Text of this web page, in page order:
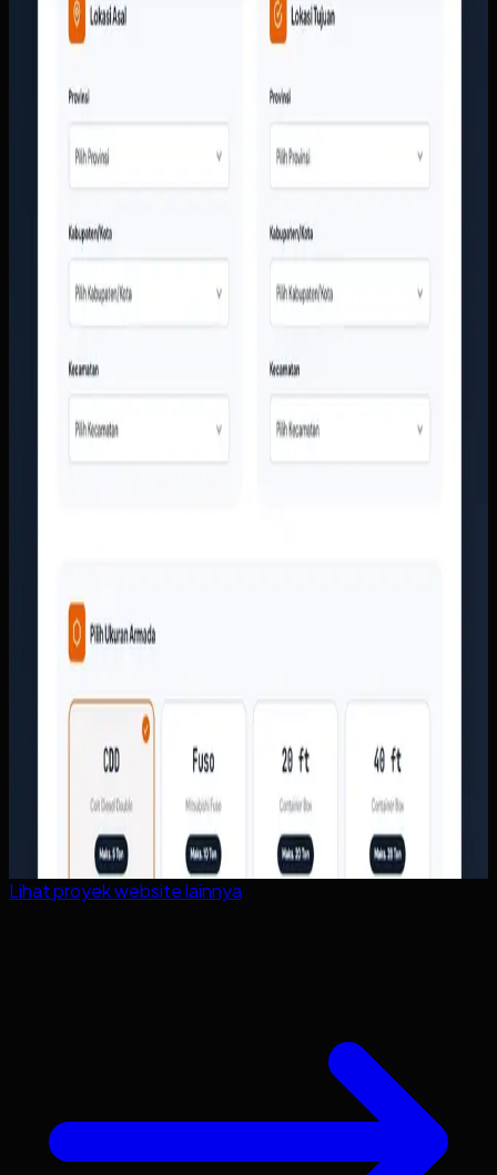
Tim layanan pelanggan terlalu sering menjawab
pertanyaan dasar seperti ongkir, cakupan kota, dan jenis
tampilan digital yang lebih meyakinkan agar calon
Kami membangun website responsif dengan kalkulator
ongkir, struktur layanan yang jelas, dan CTA yang langsung
bukti kerja perusahaan ditata supaya calon pelanggan bisa
Baca studi kasus lengkap
Lihat proyekwebsitelainnya